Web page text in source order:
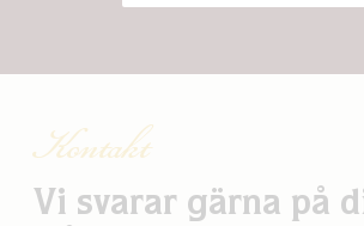
Kontakt
Vi svarar gärna på